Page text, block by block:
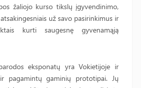
žaliojo kurso tikslų įgyvendinimo,
už savo pasirinkimus ir
kurti saugesnę gyvenamąją
eksponatų yra Vokietijoje ir
pagamintų gaminių prototipai. Jų